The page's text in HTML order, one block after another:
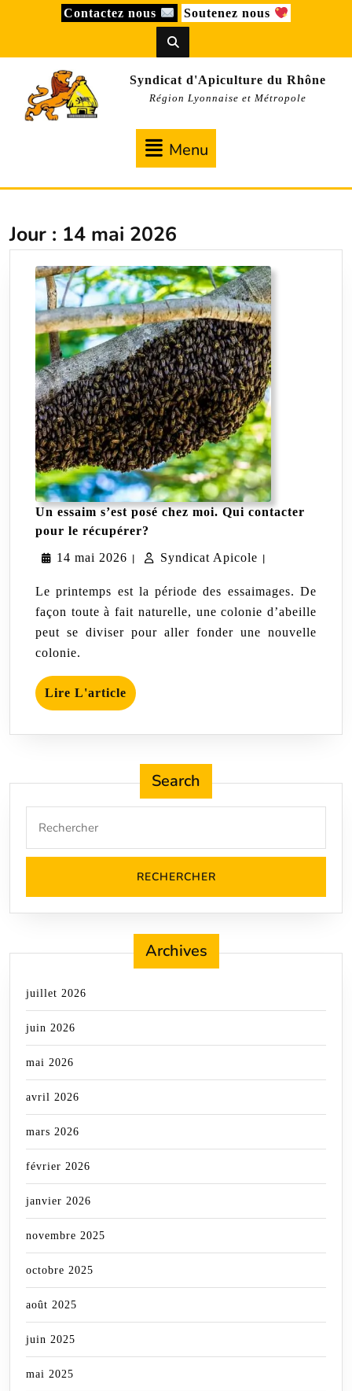
Contactez nous Soutenez nous
Syndicat d'Apiculture du Rhône
Région Lyonnaise et Métropole
Menu
Jour : 14 mai 2026
Un essaim s’est posé chez moi. Qui contacter
pour le récupérer?
s’est
chez
moi.
Qui
contacter
14 mai 2026 14
| Syndicat Apicole Syndicat
|
Le printemps est la période des essaimages. De
façon toute à fait naturelle, une colonie d’abeille
peut se diviser pour aller fonder une nouvelle
colonie.
Lire L'article Lire
L'article
Search
for:
Archives
juillet 2026
juin 2026
mai 2026
avril 2026
mars 2026
février 2026
janvier 2026
novembre 2025
octobre 2025
août 2025
juin 2025
mai 2025